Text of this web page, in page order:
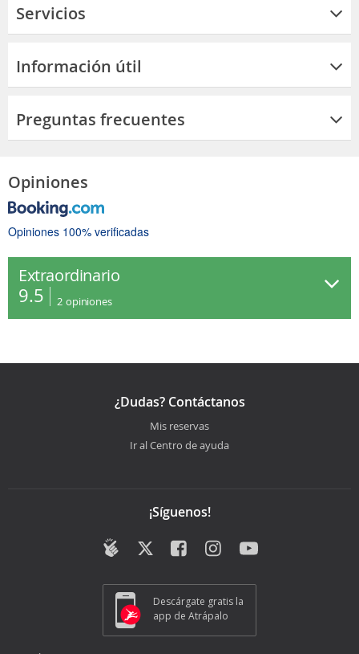
Servicios
Información útil
Preguntas frecuentes
Opiniones
Opiniones 100% verificadas
Extraordinario
9.5 2 opiniones
¿Dudas? Contáctanos
Mis reservas
Ir al Centro de ayuda
¡Síguenos!
Descárgate gratis la
app de Atrápalo